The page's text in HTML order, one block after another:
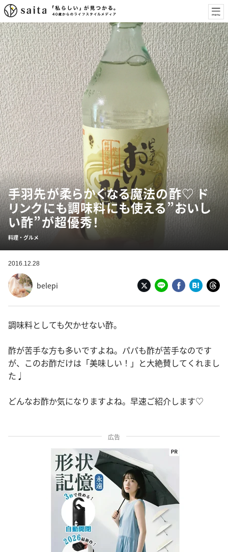
手羽先が柔らかくなる魔法の酢♡ ド
リンクにも調味料にも使える”おいし
い酢”が超優秀！
料理・グルメ
2016.12.28
belepi
調味料としても欠かせない酢。
酢が苦手な方も多いですよね。パパも酢が苦手なのです
が、このお酢だけは「美味しい！」と大絶賛してくれまし
た♩
どんなお酢か気になりますよね。早速ご紹介します♡
広告